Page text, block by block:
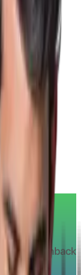
de
de cashback
si